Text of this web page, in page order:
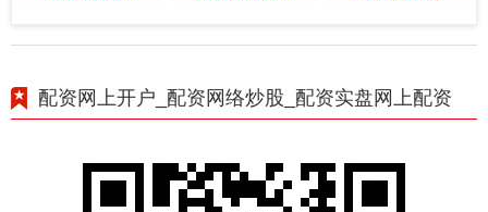
配资网上开户_配资网络炒股_配资实盘网上配资